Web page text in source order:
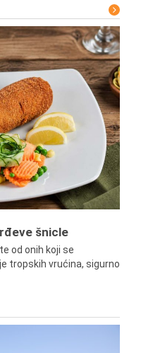
šnicle
od onih koji se
tropskih vrućina, sigurno